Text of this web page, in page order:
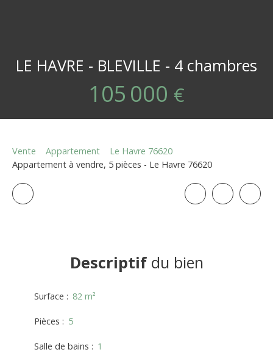
LE HAVRE - BLEVILLE - 4 chambres
105 000 €
Vente Appartement
Le Havre 76620
Appartement à vendre, 5 pièces - Le Havre 76620
Descriptifdu bien
Surface : 82 m²
Pièces : 5
Salle de bains : 1